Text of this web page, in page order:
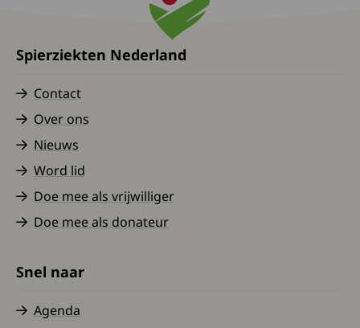
Spierziekten Nederland
Contact
Over ons
Nieuws
Word lid
Doe mee als vrijwilliger
Doe mee als donateur
Snel naar
Agenda